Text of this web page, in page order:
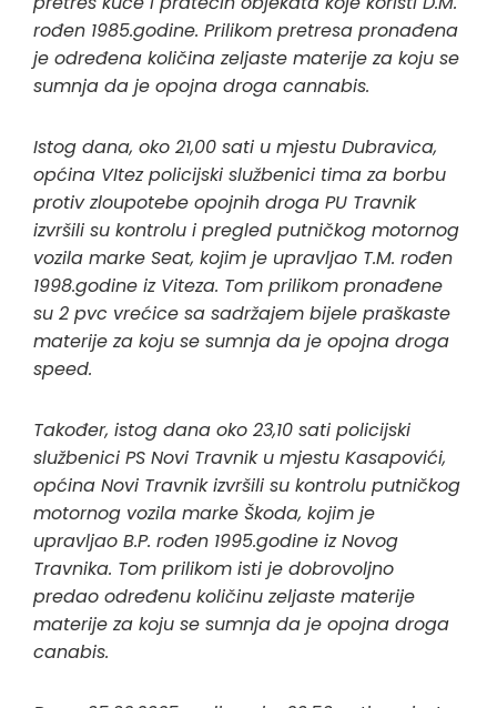
rođen 1985.godine. Prilikom pretresa pronađena
je određena količina zeljaste materije za koju se
sumnja da je opojna droga cannabis.
Istog dana, oko 21,00 sati u mjestu Dubravica,
općina VItez policijski službenici tima za borbu
protiv zloupotebe opojnih droga PU Travnik
izvršili su kontrolu i pregled putničkog motornog
vozila marke Seat, kojim je upravljao T.M. rođen
1998.godine iz Viteza. Tom prilikom pronađene
su 2 pvc vrećice sa sadržajem bijele praškaste
materije za koju se sumnja da je opojna droga
speed.
Također, istog dana oko 23,10 sati policijski
službenici PS Novi Travnik u mjestu Kasapovići,
općina Novi Travnik izvršili su kontrolu putničkog
motornog vozila marke Škoda, kojim je
upravljao B.P. rođen 1995.godine iz Novog
Travnika. Tom prilikom isti je dobrovoljno
predao određenu količinu zeljaste materije
materije za koju se sumnja da je opojna droga
canabis.